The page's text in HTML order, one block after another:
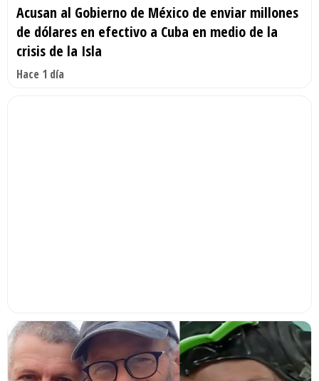
Acusan al Gobierno de México de enviar millones
de dólares en efectivo a Cuba en medio de la
crisis de la Isla
Hace 1 día